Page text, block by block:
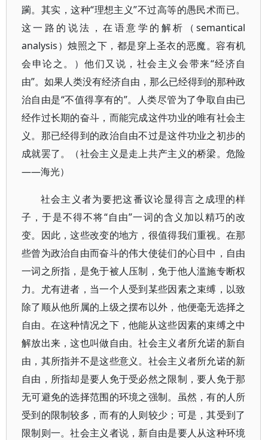
躏。其实，这种“理想主义”不过高等的愚民术而已。
这一路的说法，在语意学的解析（semantical
analysis）烛照之下，都是穿上圣衣的恶魔。容有机
会申论之。）他们又说，社会主义会带来“经济自
由”。如果人类没有经济自由，那么已经得到的那种政
治自由是“不值得享有的”。人类尽管为了争取自由已
经作过长期的奋斗，而能完成这件功业的唯有社会主
义。那已经得到的政治自由不过是这件功业之初步的
成就罢了。（社会主义是走上共产主义的桥梁。危险
——海光）
社会主义者为要把这番议论显得言之成理的样
子，于是不得不将“自由”一词的含义加以精巧的改
变。因此，这些改变的地方，很值得我们重视。在那
些曾为政治自由而奋斗的伟大使徒们的心目中，自由
一词之所指，是免于被人压制，免于他人滥施专断权
力。尤有进者，当一个人受到某些因素之束缚，以致
除了顺从他所属的上级之摆布以外，他便毫无选择之
自由。在这种情况之下，他能从这些因素的束缚之中
解放出来，这也叫做自由。社会主义者所允诺的新自
由，其所指并不是这些意义。社会主义者所允诺的新
自由，所指却是要人免于受必然之限制，要人免于那
无可避免的选择范围的环境之强制。虽然，有的人所
受到的限制较多，而有的人则较少；可是，其受到了
限制则一。社会主义者说，新自由是要人从这种环境